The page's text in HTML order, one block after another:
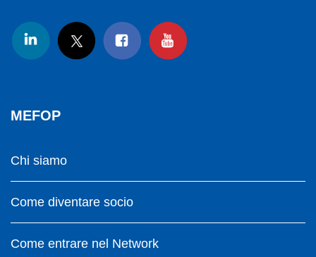
MEFOP
Chi siamo
Come diventare socio
Come entrare nel Network